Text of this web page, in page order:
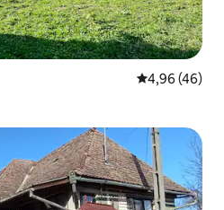
Évaluation
4,96 (46)